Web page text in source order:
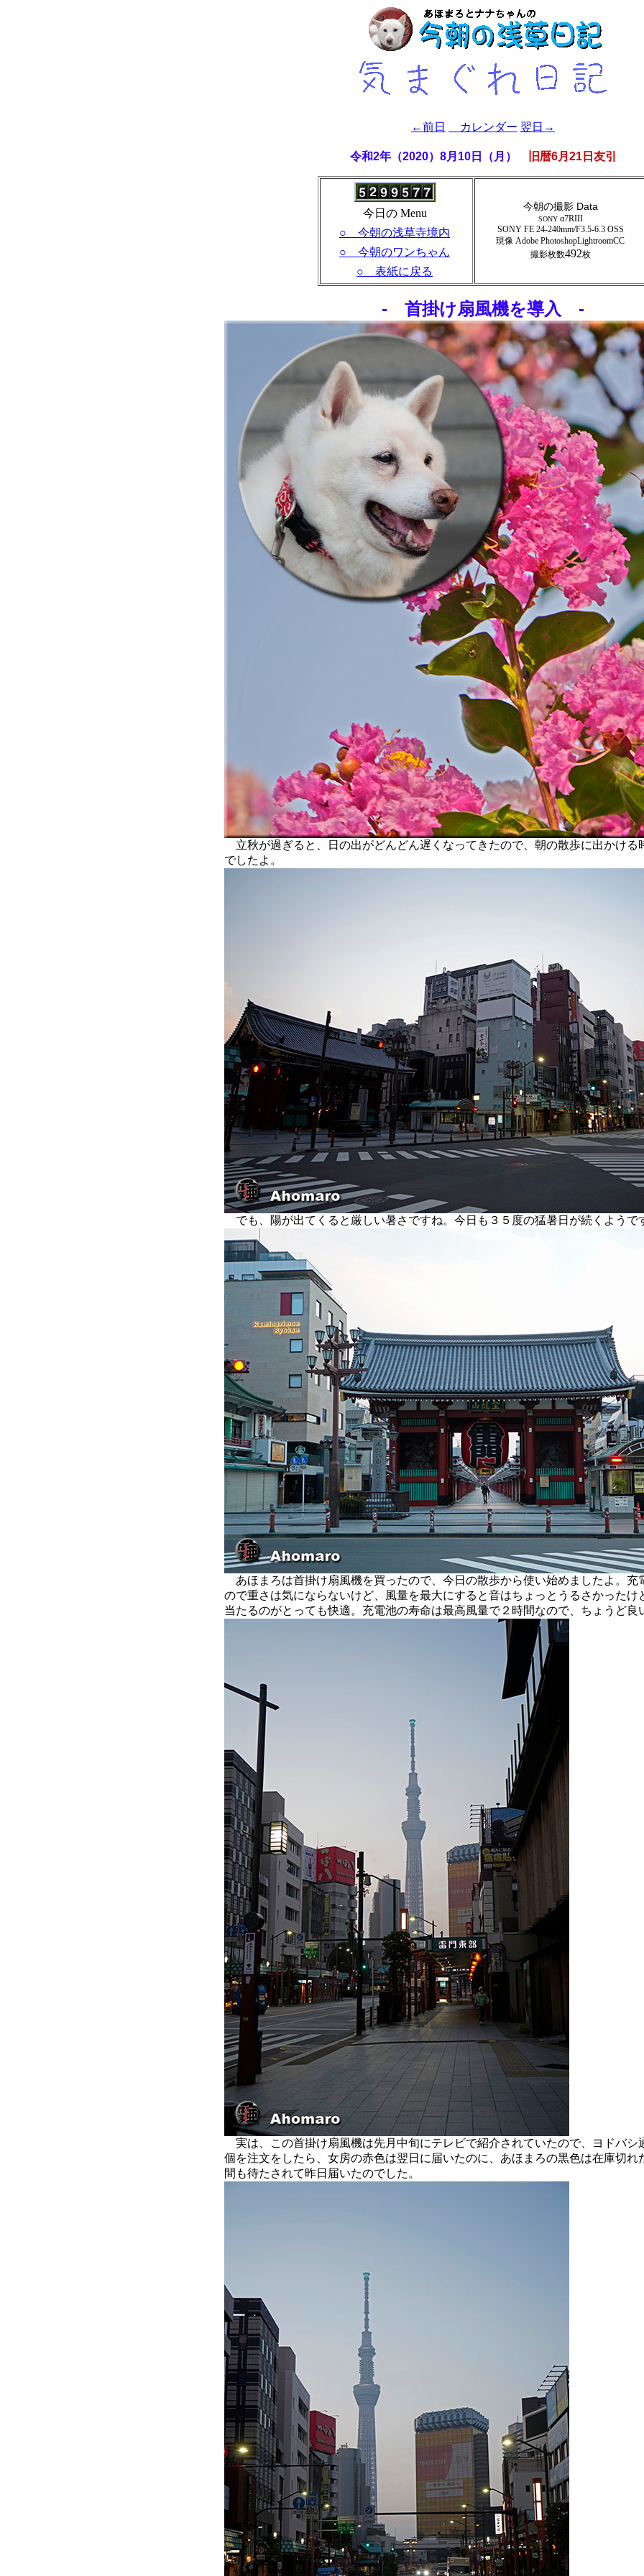
←前日 カレンダー 翌日→
令和2年（2020）8月10日（月） 旧暦6月21日友引
今日の Menu
○ 今朝の浅草寺境内
○ 今朝のワンちゃん
○ 表紙に戻る
今朝の撮影 Data
SONY α7RIII
SONY FE 24-240mm/F3.5-6.3 OSS
現像 Adobe PhotoshopLightroomCC
撮影枚数492枚
- 首掛け扇風機を導入 -
立秋が過ぎると、日の出がどんどん遅くなってきたので、朝の散歩に出かける
でしたよ。
でも、陽が出てくると厳しい暑さですね。今日も３５度の猛暑日が続くようで
あほまろは首掛け扇風機を買ったので、今日の散歩から使い始めましたよ。充
ので重さは気にならないけど、風量を最大にすると音はちょっとうるさかったけ
当たるのがとっても快適。充電池の寿命は最高風量で２時間なので、ちょうど良
実は、この首掛け扇風機は先月中旬にテレビで紹介されていたので、ヨドバシ
個を注文をしたら、女房の赤色は翌日に届いたのに、あほまろの黒色は在庫切れ
間も待たされて昨日届いたのでした。